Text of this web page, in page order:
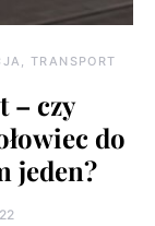
TRANSPORT
– czy
do
jeden?